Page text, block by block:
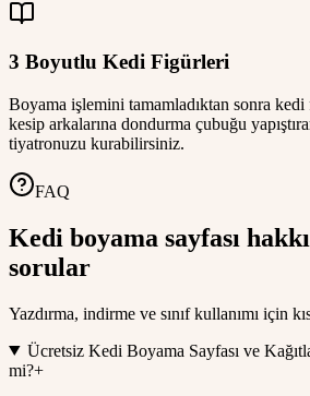
3 Boyutlu Kedi Figürleri
Boyama işlemini tamamladıktan sonra
kesip arkalarına dondurma çubuğu
tiyatronuzu kurabilirsiniz.
FAQ
Kedi boyama sayfası
sorular
Yazdırma, indirme ve sınıf kullanımı için
Ücretsiz Kedi Boyama Sayfası ve
mi?+